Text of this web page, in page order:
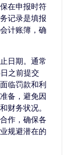
在申报时符
记录是填报
计账簿，确
日期。通常
之前提交
临罚款和利
备，避免因
财务状况。
作，确保各
规避潜在的